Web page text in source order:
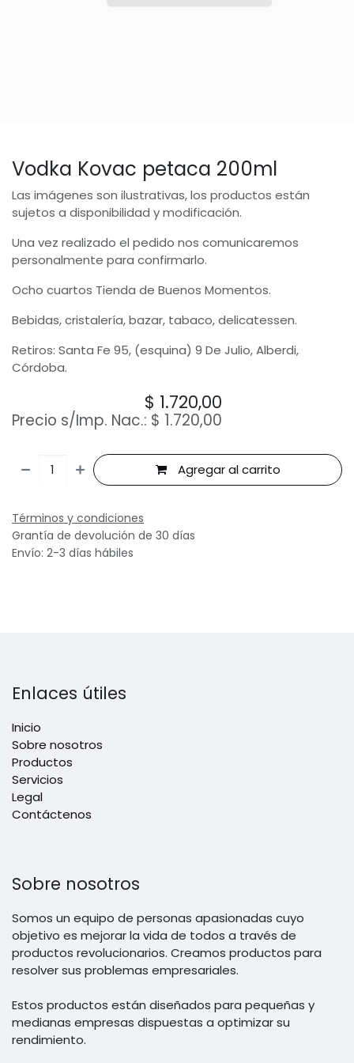
Vodka Kovac petaca 200ml
Las imágenes son ilustrativas, los productos están
sujetos a disponibilidad y modificación.
Una vez realizado el pedido nos comunicaremos
personalmente para confirmarlo.
Ocho cuartos Tienda de Buenos Momentos.
Bebidas, cristalería, bazar, tabaco, delicatessen.
Retiros: Santa Fe 95, (esquina) 9 De Julio, Alberdi,
Córdoba.
$ 1.720,00
Precio s/Imp. Nac.: $ 1.720,00
Agregar al carrito
Términos y condiciones
Grantía de devolución de 30 días
Envío: 2-3 días hábiles
Enlaces útiles
Inicio
Sobre nosotros
Productos
Servicios
Legal
Contáctenos
Sobre nosotros
Somos un equipo de personas apasionadas cuyo
objetivo es mejorar la vida de todos a través de
productos revolucionarios. Creamos productos para
resolver sus problemas empresariales.
Estos productos están diseñados para pequeñas y
medianas empresas dispuestas a optimizar su
rendimiento.